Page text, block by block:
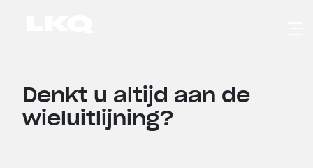
Denkt u altijd aan de
wieluitlijning?